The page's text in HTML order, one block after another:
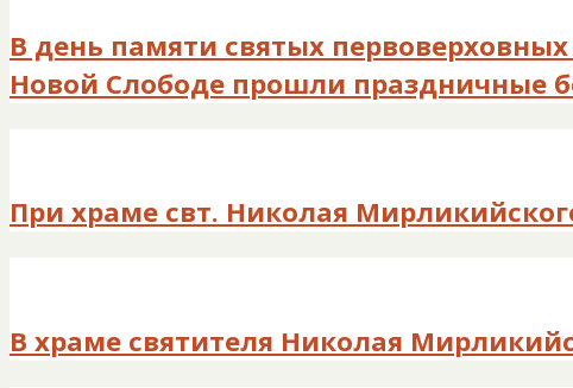
В день памяти святых
Новой Слободе прошли праздничные
При храме свт. Николая
В храме святителя Николая